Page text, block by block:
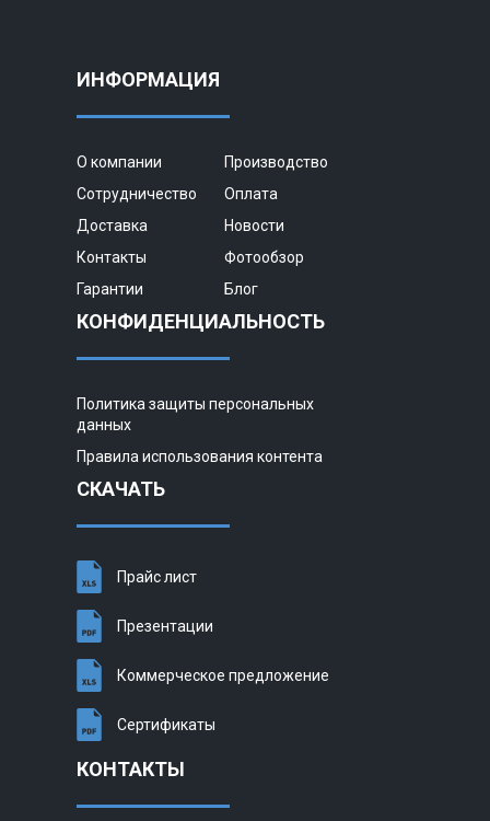
ИНФОРМАЦИЯ
О компании
Производство
Сотрудничество
Оплата
Доставка
Новости
Контакты
Фотообзор
Гарантии
Блог
КОНФИДЕНЦИАЛЬНОСТЬ
Политика защиты персональных
данных
Правила использования контента
СКАЧАТЬ
Прайс лист
Презентации
Коммерческое предложение
Сертификаты
КОНТАКТЫ